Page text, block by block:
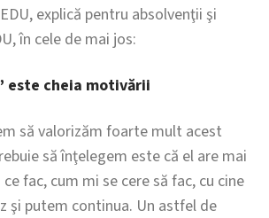
explică pentru absolvenţii şi
în cele de mai jos:
este cheia motivării
să valorizăm foarte mult acest
să înţelegem este că el are mai
fac, cum mi se cere să fac, cu cine
şi putem continua. Un astfel de